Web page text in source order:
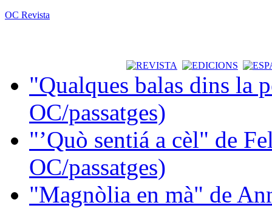
OC Revista
"Qualques balas dins la
OC/passatges)
"’Quò sentiá a cèl" de
OC/passatges)
"Magnòlia en mà" de